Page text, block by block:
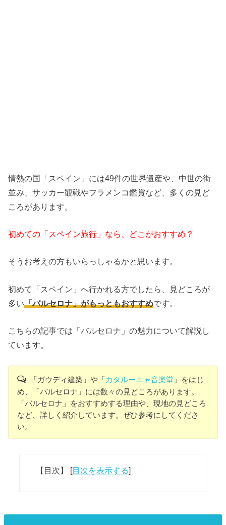
情熱の国「スペイン」には49件の世界遺産や、中世の街
並み、サッカー観戦やフラメンコ鑑賞など、多くの見ど
ころがあります。
初めての「スペイン旅行」なら、どこがおすすめ？
そうお考えの方もいらっしゃるかと思います。
初めて「スペイン」へ行かれる方でしたら、見どころが
多い「バルセロナ」がもっともおすすめです。
こちらの記事では「バルセロナ」の魅力について解説し
ています。
「ガウディ建築」や「カタルーニャ音楽堂」をはじ
め、「バルセロナ」には数々の見どころがあります。
「バルセロナ」をおすすめする理由や、現地の見どころ
など、詳しく紹介しています。ぜひ参考にしてくださ
い。
【目次】 [目次を表示する]